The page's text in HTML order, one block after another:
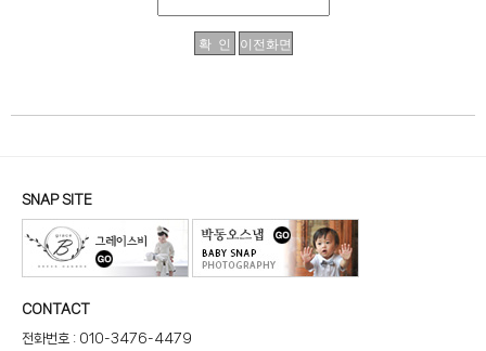
SNAP SITE
CONTACT
전화번호 : 010-3476-4479